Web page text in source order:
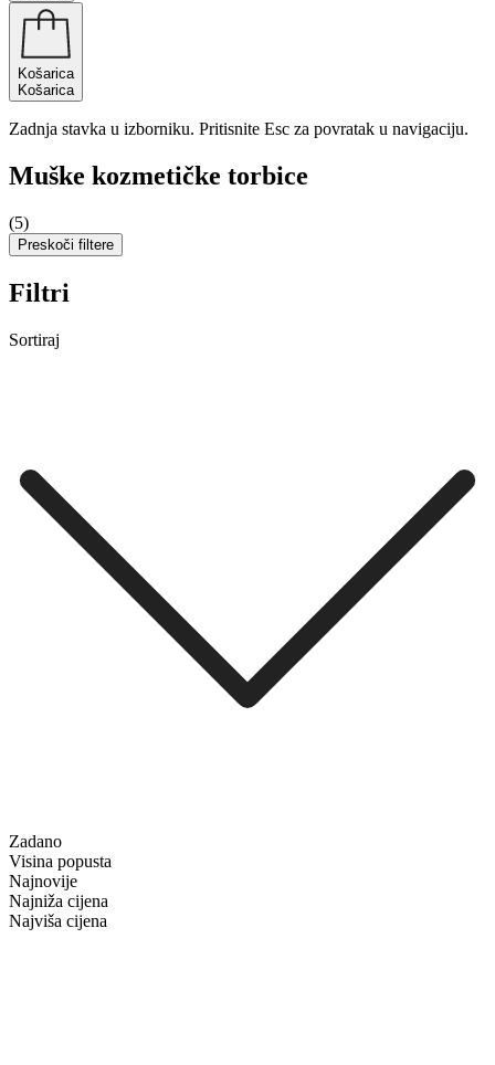
Košarica
Košarica
Zadnja stavka u izborniku. Pritisnite Esc za povratak u navigaciju.
Muške kozmetičke torbice
(5)
Preskoči filtere
Filtri
Sortiraj
Zadano
Visina popusta
Najnovije
Najniža cijena
Najviša cijena